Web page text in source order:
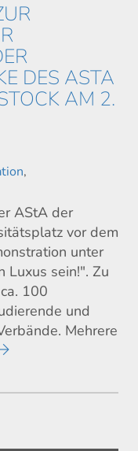
DES ASTA
AM 2.
,
AStA der
vor dem
unter
Luxus sein!". Zu
100
und
Mehrere